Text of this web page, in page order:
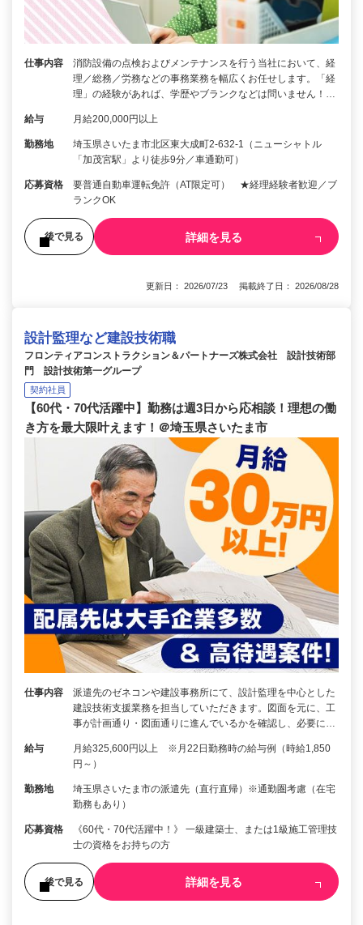
仕事内容
消防設備の点検およびメンテナンスを行う当社において、経
理／総務／労務などの事務業務を幅広くお任せします。「経
理」の経験があれば、学歴やブランクなどは問いません！…
給与 月給200,000円以上
勤務地
埼玉県さいたま市北区東大成町2-632-1（ニューシャトル
「加茂宮駅」より徒歩9分／車通勤可）
応募資格
要普通自動車運転免許（AT限定可） ★経理経験者歓迎／ブ
ランクOK
後で見る 詳細を見る
更新日： 2026/07/23 掲載終了日： 2026/08/28
設計監理など建設技術職
フロンティアコンストラクション＆パートナーズ株式会社 設計技術部
門 設計技術第一グループ
契約社員
【60代・70代活躍中】勤務は週3日から応相談！理想の働
き方を最大限叶えます！＠埼玉県さいたま市
仕事内容
派遣先のゼネコンや建設事務所にて、設計監理を中心とした
建設技術支援業務を担当していただきます。図面を元に、工
事が計画通り・図面通りに進んでいるかを確認し、必要に…
給与
月給325,600円以上 ※月22日勤務時の給与例（時給1,850
円～）
勤務地
埼玉県さいたま市の派遣先（直行直帰）※通勤圏考慮（在宅
勤務もあり）
応募資格
《60代・70代活躍中！》 一級建築士、または1級施工管理技
士の資格をお持ちの方
後で見る 詳細を見る